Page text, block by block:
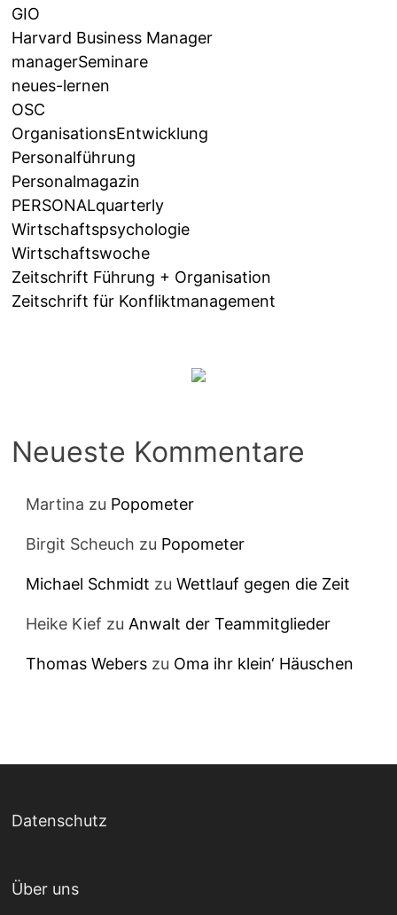
GIO
Harvard Business Manager
managerSeminare
neues-lernen
OSC
OrganisationsEntwicklung
Personalführung
Personalmagazin
PERSONALquarterly
Wirtschaftspsychologie
Wirtschaftswoche
Zeitschrift Führung + Organisation
Zeitschrift für Konfliktmanagement
Neueste Kommentare
Martina zu Popometer
Birgit Scheuch zu Popometer
Michael Schmidt zuWettlauf gegen die Zeit
Heike Kief zuAnwalt der Teammitglieder
Thomas Webers zu Oma ihr klein‘ Häuschen
Datenschutz
Über uns